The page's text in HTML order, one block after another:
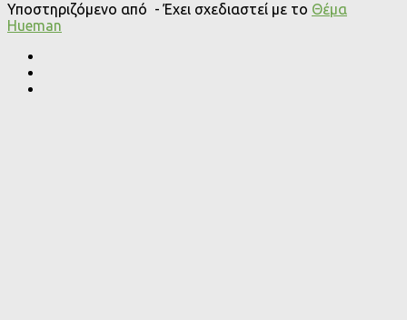
Υποστηριζόμενο από - Έχει σχεδιαστεί με το Θέμα
Ηueman